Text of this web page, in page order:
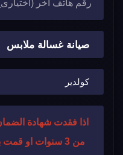
اذا فقدت شهادة
من 3 سنوات او